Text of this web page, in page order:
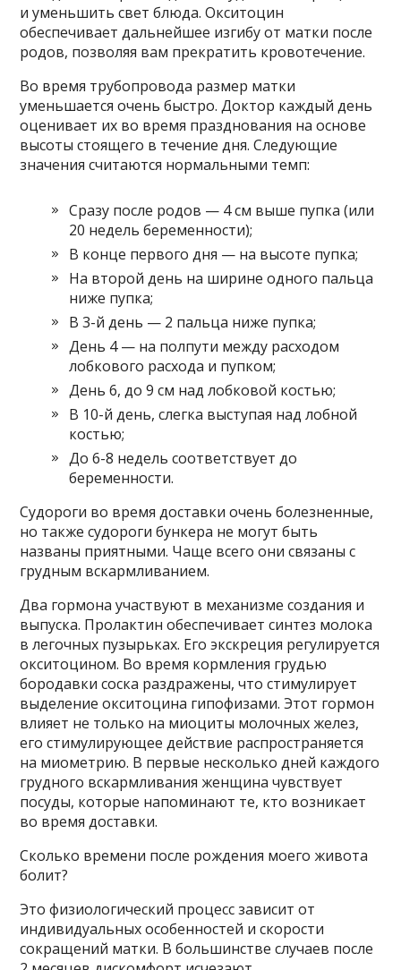
и уменьшить свет блюда. Окситоцин
обеспечивает дальнейшее изгибу от матки после
родов, позволяя вам прекратить кровотечение.
Во время трубопровода размер матки
уменьшается очень быстро. Доктор каждый день
оценивает их во время празднования на основе
высоты стоящего в течение дня. Следующие
значения считаются нормальными темп:
Сразу после родов — 4 см выше пупка (или
20 недель беременности);
В конце первого дня — на высоте пупка;
На второй день на ширине одного пальца
ниже пупка;
В 3-й день — 2 пальца ниже пупка;
День 4 — на полпути между расходом
лобкового расхода и пупком;
День 6, до 9 см над лобковой костью;
В 10-й день, слегка выступая над лобной
костью;
До 6-8 недель соответствует до
беременности.
Судороги во время доставки очень болезненные,
но также судороги бункера не могут быть
названы приятными. Чаще всего они связаны с
грудным вскармливанием.
Два гормона участвуют в механизме создания и
выпуска. Пролактин обеспечивает синтез молока
в легочных пузырьках. Его экскреция регулируется
окситоцином. Во время кормления грудью
бородавки соска раздражены, что стимулирует
выделение окситоцина гипофизами. Этот гормон
влияет не только на миоциты молочных желез,
его стимулирующее действие распространяется
на миометрию. В первые несколько дней каждого
грудного вскармливания женщина чувствует
посуды, которые напоминают те, кто возникает
во время доставки.
Сколько времени после рождения моего живота
болит?
Это физиологический процесс зависит от
индивидуальных особенностей и скорости
сокращений матки. В большинстве случаев после